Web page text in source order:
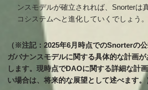
ンスモデルが確立されれば、Snorterは
コシステムへと進化していくでしょう。
（※注記：2025年6月時点でのSnorterの公
ガバナンスモデルに関する具体的な計画
します。現時点でDAOに関する詳細な計
い場合は、将来的な展望として述べます。